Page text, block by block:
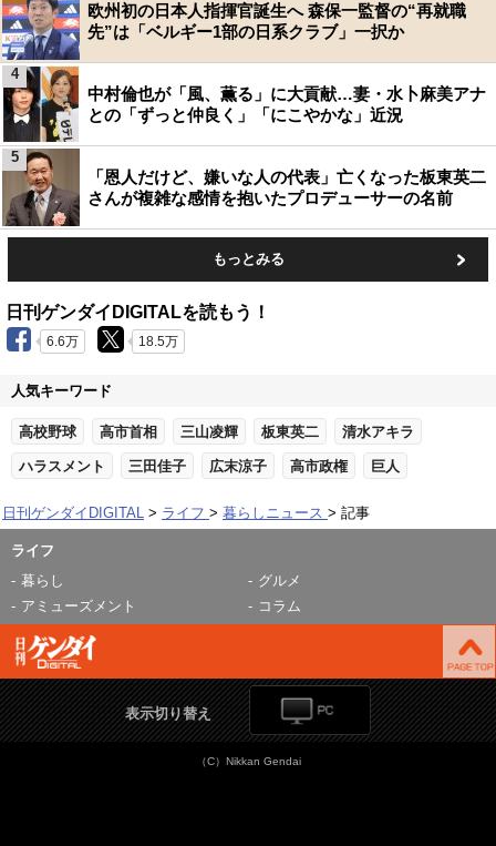
欧州初の日本人指揮官誕生へ 森保一監督の“再就職
先”は「ベルギー1部の日系クラブ」一択か
中村倫也が「風、薫る」に大貢献…妻・水卜麻美アナ
との「ずっと仲良く」「にこやかな」近況
4
「恩人だけど、嫌いな人の代表」亡くなった板東英二
さんが複雑な感情を抱いたプロデューサーの名前
5
もっとみる
日刊ゲンダイDIGITALを読もう！
6.6万 18.5万
人気キーワード
高校野球 高市首相 三山凌輝 板東英二 清水アキラ
ハラスメント 三田佳子 広末涼子 高市政権 巨人
日刊ゲンダイDIGITAL ライフ 暮らしニュース 記事
ライフ
暮らし
グルメ
アミューズメント
コラム
表示切り替え
（C）Nikkan Gendai